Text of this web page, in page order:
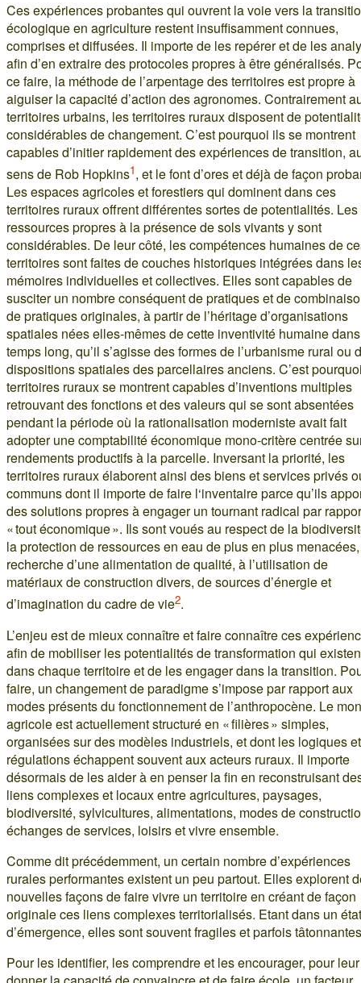
Ces expériences probantes qui ouvrent la voie vers la
écologique en agriculture restent insuffisamment connues,
comprises et diffusées. Il importe de les repérer et de les
afin d’en extraire des protocoles propres à être généralisés.
ce faire, la méthode de l’arpentage des territoires est propre à
aiguiser la capacité d’action des agronomes. Contrairement
territoires urbains, les territoires ruraux disposent de
considérables de changement. C’est pourquoi ils se montrent
capables d’initier rapidement des expériences de transition,
sens de Rob Hopkins1, et le font d’ores et déjà de façon
Les espaces agricoles et forestiers qui dominent dans ces
territoires ruraux offrent différentes sortes de potentialités. Les
ressources propres à la présence de sols vivants y sont
considérables. De leur côté, les compétences humaines de
territoires sont faites de couches historiques intégrées dans
mémoires individuelles et collectives. Elles sont capables de
susciter un nombre conséquent de pratiques et de
de pratiques originales, à partir de l’héritage d’organisations
spatiales nées elles-mêmes de cette inventivité humaine
temps long, qu’il s’agisse des formes de l’urbanisme rural ou
dispositions spatiales des parcellaires anciens. C’est
territoires ruraux se montrent capables d’inventions multiples
retrouvant des fonctions et des valeurs qui se sont absentées
pendant la période où la rationalisation moderniste avait fait
adopter une comptabilité économique mono-critère centrée
rendements productifs à la parcelle. Inversant la priorité, les
territoires ruraux élaborent ainsi des biens et services privés
communs dont il importe de faire l‘inventaire parce qu’ils
des solutions propres à engager un tournant radical par
« tout économique ». Ils sont voués au respect de la
la protection de ressources en eau de plus en plus
recherche d’une alimentation de qualité, à l’utilisation de
matériaux de construction divers, de sources d’énergie et
d’imagination du cadre de vie2.
L’enjeu est de mieux connaître et faire connaître ces
afin de mobiliser les potentialités de transformation qui
dans chaque territoire et de les engager dans la transition.
faire, un changement de paradigme s’impose par rapport aux
modes présents du fonctionnement de l’anthropocène. Le
agricole est actuellement structuré en « filières » simples,
organisées sur des modèles industriels, et dont les logiques
régulations échappent souvent aux acteurs ruraux. Il importe
désormais de les aider à en penser la fin en reconstruisant
liens complexes et locaux entre agricultures, paysages,
biodiversité, sylvicultures, alimentations, modes de
échanges de services, loisirs et vivre ensemble.
Comme dit précédemment, un certain nombre d’expériences
rurales performantes existent un peu partout. Elles explorent
nouvelles façons de faire vivre un territoire en créant de façon
originale ces liens complexes territorialisés. Etant dans un état
d’émergence, elles sont souvent fragiles et parfois
Pour les identifier, les comprendre et les encourager, pour leur